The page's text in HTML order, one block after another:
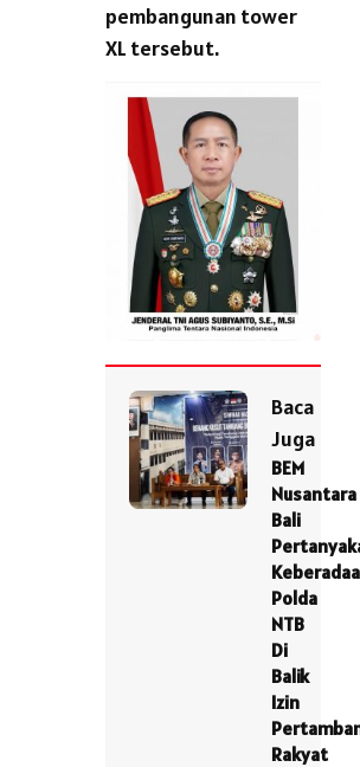
pembangunan tower
XL tersebut.
Baca
Juga
BEM
Nusantara
Bali
Polda
NTB
Di
Balik
Izin
Rakyat